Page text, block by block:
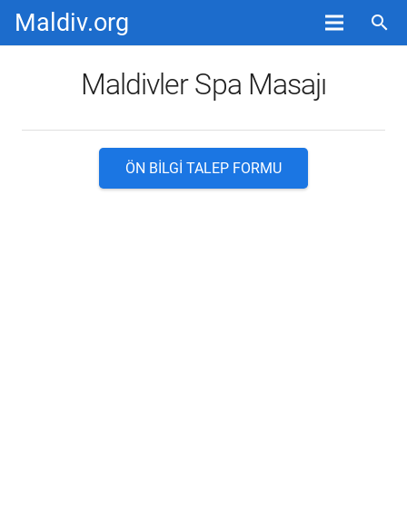
Maldiv.org search
Maldivler Spa Masajı
ÖN BILGI TALEP FORMU